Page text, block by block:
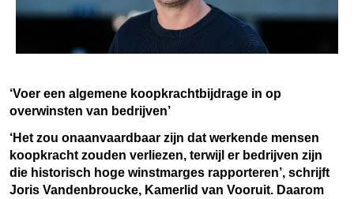
‘Voer een algemene koopkrachtbijdrage in op
overwinsten van bedrijven’
‘Het zou onaanvaardbaar zijn dat werkende mensen
koopkracht zouden verliezen, terwijl er bedrijven zijn
die historisch hoge winstmarges rapporteren’, schrijft
Joris Vandenbroucke, Kamerlid van Vooruit. Daarom